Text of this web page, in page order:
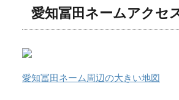
愛知冨田ネームアクセ
愛知冨田ネーム周辺の大きい地図